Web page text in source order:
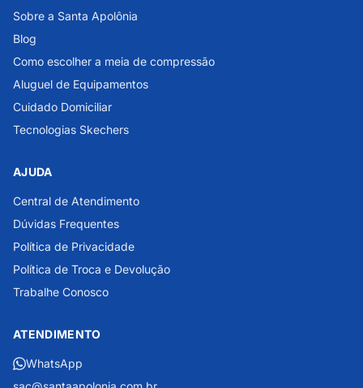
Sobre a Santa Apolônia
Blog
Como escolher a meia de compressão
Aluguel de Equipamentos
Cuidado Domiciliar
Tecnologias Skechers
AJUDA
Central de Atendimento
Dúvidas Frequentes
Política de Privacidade
Política de Troca e Devolução
Trabalhe Conosco
ATENDIMENTO
WhatsApp